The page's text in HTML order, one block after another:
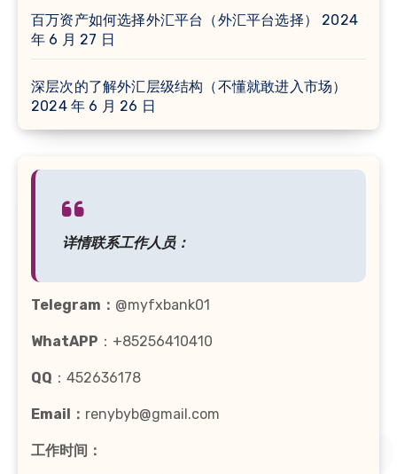
百万资产如何选择外汇平台（外汇平台选择）
2024
年 6 月 27 日
深层次的了解外汇层级结构（不懂就敢进入市场）
2024 年 6 月 26 日
详情联系工作人员：
Telegram： @myfxbank01
WhatAPP ：+85256410410
QQ ：452636178
Email： renybyb@gmail.com
工作时间：